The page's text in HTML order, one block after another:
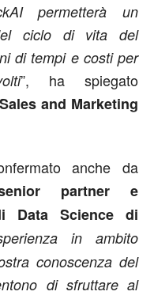
permetterà un
ciclo di vita del
di tempi e costi per
”, ha spiegato
and Marketing
anche da
partner e
Data Science di
in ambito
conoscenza del
di sfruttare al